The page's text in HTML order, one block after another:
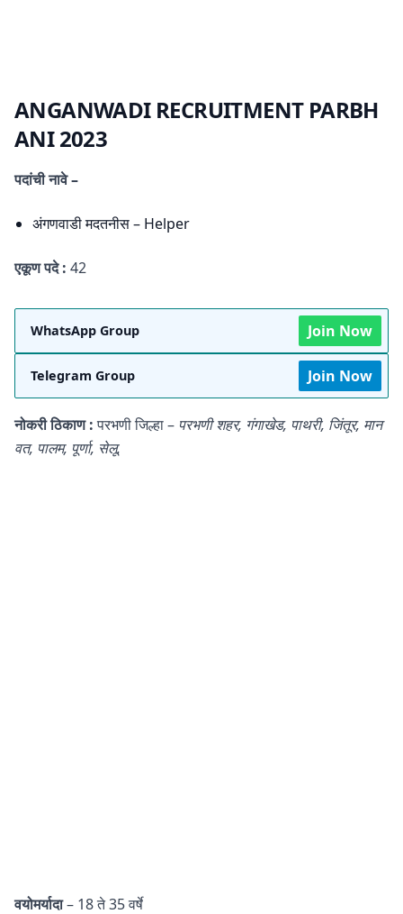
ANGANWADI RECRUITMENT PARBH
ANI 2023
पदांची नावे –
अंगणवाडी मदतनीस – Helper
एकूण पदे : 42
WhatsApp Group Join Now
Telegram Group Join Now
नोकरी ठिकाण :परभणी जिल्हा – परभणी शहर, गंगाखेड, पाथरी, जिंतूर, मान
वत, पालम, पूर्णा, सेलू.
वयोमर्यादा– 18 ते 35 वर्षे